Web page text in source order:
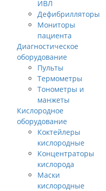
ИВЛ
Дефибрилляторы
Мониторы
пациента
Диагностическое
оборудование
Пульты
Термометры
Тонометры и
манжеты
Кислородное
оборудование
Коктейлеры
кислородные
Концентраторы
кислорода
Маски
кислородные